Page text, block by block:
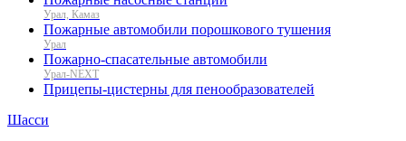
Урал, Камаз
Пожарные автомобили порошкового тушения
Урал
Пожарно-спасательные автомобили
Урал-NEXT
Прицепы-цистерны для пенообразователей
Шасси